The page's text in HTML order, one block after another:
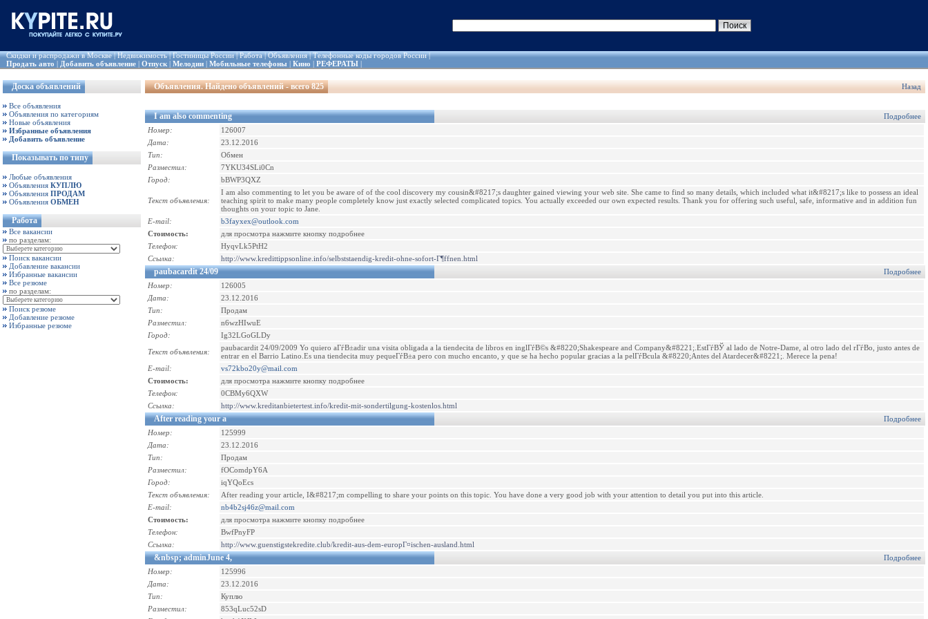
Скидки и распродажи в Москве|Недвижимость|Гостиницы России|Работа|Объявления|Телефонные коды городов России|
Продать авто | Добавить объявление | Отпуск | Мелодии | Мобильные телефоны | Кино | РЕФЕРАТЫ |
Доска объявлений
Все объявления
Объявления по категориям
Новые объявления
Избранные объявления
Добавить объявление
Показывать по типу
Любые объявления
Объявления КУПЛЮ
Объявления ПРОДАМ
Объявления ОБМЕН
Работа
Все вакансии
по разделам:
Поиск вакансии
Добавление вакансии
Избранные вакансии
Все резюме
по разделам:
Поиск резюме
Добавление резюме
Избранные резюме
Объявления. Найдено объявлений - всего 825 Назад
I am also commenting
Подробнее
Номер:
126007
Дата:
23.12.2016
Тип:
Обмен
Разместил:
7YKU34SLi0Cn
Город:
bBWP3QXZ
Текст объявления:
I am also commenting to let you be aware of of the cool discovery my cousin&#8217;s daughter gained viewing your web site. She came to find so many details, which included what it&#8217;s like to possess an ideal
teaching spirit to make many people completely know just exactly selected complicated topics. You actually exceeded our own expected results. Thank you for offering such useful, safe, informative and in addition fun
thoughts on your topic to Jane.
E-mail:
b3fayxex@outlook.com
Стоимость:
для просмотра нажмите кнопку подробнее
Телефон:
HyqvLk5PtH2
Ссылка:
http://www.kredittippsonline.info/selbststaendig-kredit-ohne-sofort-Г¶ffnen.html
paubacardit 24/09
Подробнее
Номер:
126005
Дата:
23.12.2016
Тип:
Продам
Разместил:
n6wzHIwuE
Город:
Ig32LGoGLDy
Текст объявления:
paubacardit 24/09/2009 Yo quiero aГѓВ±adir una visita obligada a la tiendecita de libros en inglГѓВ©s &#8220;Shakespeare and Company&#8221;.EstГѓВЎ al lado de Notre-Dame, al otro lado del rГѓВ­o, justo antes de
entrar en el Barrio Latino.Es una tiendecita muy pequeГѓВ±a pero con mucho encanto, y que se ha hecho popular gracias a la pelГѓВ­cula &#8220;Antes del Atardecer&#8221;. Merece la pena!
E-mail:
vs72kbo20y@mail.com
Стоимость:
для просмотра нажмите кнопку подробнее
Телефон:
0CBMy6QXW
Ссылка:
http://www.kreditanbietertest.info/kredit-mit-sondertilgung-kostenlos.html
After reading your a
Подробнее
Номер:
125999
Дата:
23.12.2016
Тип:
Продам
Разместил:
fOComdpY6A
Город:
iqYQoEcs
Текст объявления:
After reading your article, I&#8217;m compelling to share your points on this topic. You have done a very good job with your attention to detail you put into this article.
E-mail:
nb4b2sj46z@mail.com
Стоимость:
для просмотра нажмите кнопку подробнее
Телефон:
BwfPnyFP
Ссылка:
http://www.guenstigstekredite.club/kredit-aus-dem-europГ¤ischen-ausland.html
&nbsp; adminJune 4,
Подробнее
Номер:
125996
Дата:
23.12.2016
Тип:
Куплю
Разместил:
853qLuc52sD